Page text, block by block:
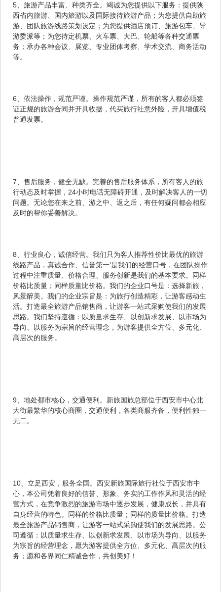
5、旅游产品丰富、种类齐全。竭诚为您提供以下服务：提供陕
西省内旅游、国内旅游以及国际接待旅游产品；为您提供自助旅
游、团队旅游线路策划设定；为您提供酒店预订、旅游包车、导
游委派等；为您待定机票、火车票、大巴、轮船等各种交通票
务；承办各种会议、展览、专业团体考察、学术交流、商务活动
等。
6、依法操作，规范严谨。操作规范严谨，所有的客人都必须签
证正规的旅游合同并开具收据，代买旅行社意外险，开具增值税
普通发票。
7、售后服务，健全无缺。完善的售后服务体系，所有客人的旅
行动态及时掌握，24小时电话无障碍开通，及时解决客人的一切
问题。无论您在来之前、游之中、返之后，有任何疑问都会相应
及时的帮你妥善解决。
8、行业良心，诚信经营。我们只为客人推荐性价比最优的旅游
线路产品，真诚合作、信誉第一’是我们的经营口号，在团队操作
过程中注重质量、价格合理、服务创新是我们的基本要求。同样
价格比质量；同样质量比价格。我们的企业口号是：选择新旅，
风景醉美。我们的企业宗旨是：为旅行创造精彩，让游客感动生
活。打造最全旅游产品销售商，让游客一站式采购使我们的发展
思路。我们坚持遵循：以质量求生存、以创新求发展、以市场为
导向、以服务为宗旨的经营理念，为游客提供全方位、多元化、
高层次的服务。
9、地处都市核心，交通便利。新旅国旅总部位于西安市中心北
大街最繁华的核心商圈，交通便利，各类商服齐备，便利性独一
无二。
10、立足西安，服务全国。西安新旅国际旅行社位于西安市中
心，本公司凭着良好的信誉、形象、务实的工作作风和灵活的经
营方式，在竞争激烈的旅游市场中逐步发展，健康成长，并具有
自身经营的特色。同样的价格比质量；同样的质量比价格。打造
最全旅游产品销售商，让游客一站式采购使我们的发展思路。公
司遵循：以质量求生存、以创新求发展、以市场为导向、以服务
为宗旨的经营理念，愿为游客提供全方位、多元化、高层次的服
务；愿和各界同仁精诚合作，共创美好！